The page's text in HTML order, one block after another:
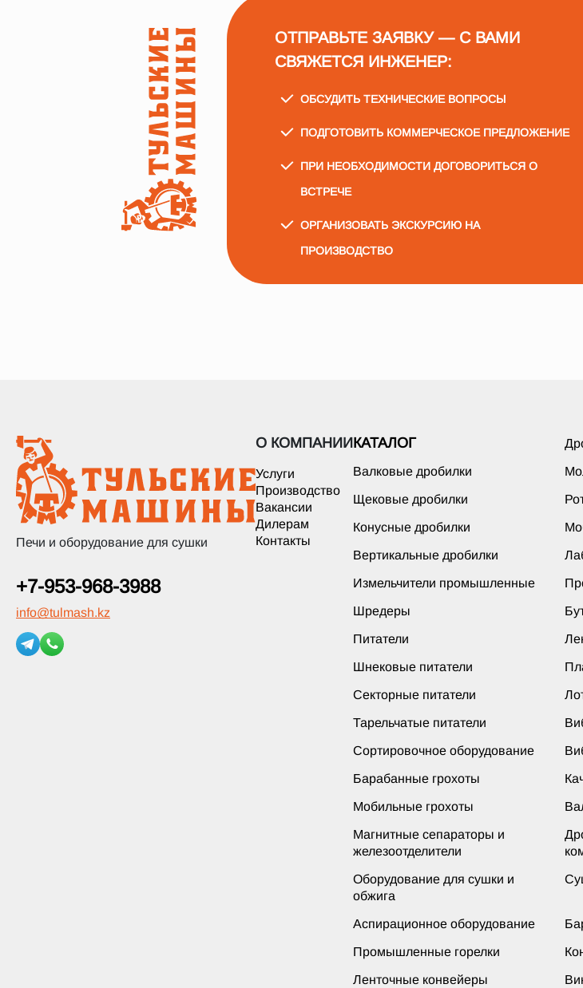
ОТПРАВЬТЕ ЗАЯВКУ — С ВАМИ
СВЯЖЕТСЯ ИНЖЕНЕР:
ОБСУДИТЬ ТЕХНИЧЕСКИЕ ВОПРОСЫ
ПОДГОТОВИТЬ КОММЕРЧЕСКОЕ ПРЕДЛОЖЕНИЕ
ПРИ НЕОБХОДИМОСТИ ДОГОВОРИТЬСЯ О
ВСТРЕЧЕ
ОРГАНИЗОВАТЬ ЭКСКУРСИЮ НА
ПРОИЗВОДСТВО
Печи и оборудование для сушки
+7-953-968-3988
info@tulmash.kz
О КОМПАНИИ
Услуги
Производство
Вакансии
Дилерам
Контакты
КАТАЛОГ
Валковые дробилки
Щековые дробилки
Конусные дробилки
Вертикальные дробилки
Измельчители промышленные
Шредеры
Питатели
Шнековые питатели
Секторные питатели
Тарельчатые питатели
Сортировочное оборудование
Барабанные грохоты
Мобильные грохоты
Магнитные сепараторы и
железоотделители
Оборудование для сушки и
обжига
Аспирационное оборудование
Промышленные горелки
Ленточные конвейеры